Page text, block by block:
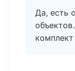
Да, есть